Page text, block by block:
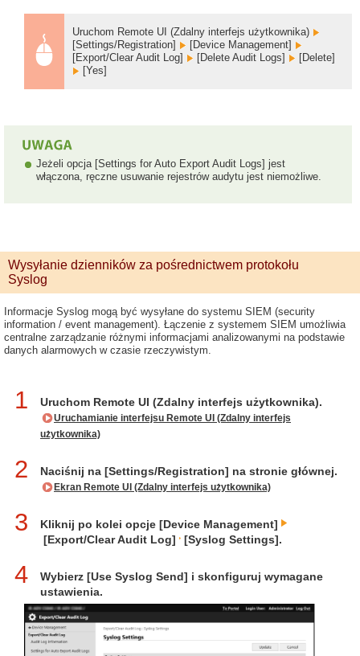
Uruchom Remote UI (Zdalny interfejs użytkownika)
[Settings/Registration]
[Device Management]
[Export/Clear Audit Log]
[Delete Audit Logs]
[Delete]
[Yes]
Jeżeli opcja [Settings for Auto Export Audit Logs] jest
włączona, ręczne usuwanie rejestrów audytu jest niemożliwe.
Wysyłanie dzienników za pośrednictwem protokołu
Syslog
Informacje Syslog mogą być wysyłane do systemu SIEM (security
information / event management). Łączenie z systemem SIEM umożliwia
centralne zarządzanie różnymi informacjami analizowanymi na podstawie
danych alarmowych w czasie rzeczywistym.
1 Uruchom Remote UI (Zdalny interfejs użytkownika).
Uruchamianie interfejsu Remote UI (Zdalny interfejs
użytkownika)
2 Naciśnij na [Settings/Registration] na stronie głównej.
Ekran Remote UI (Zdalny interfejs użytkownika)
3
Kliknij po kolei opcje [Device Management]
[Export/Clear Audit Log]
[Syslog Settings].
4
Wybierz [Use Syslog Send] i skonfiguruj wymagane
ustawienia.